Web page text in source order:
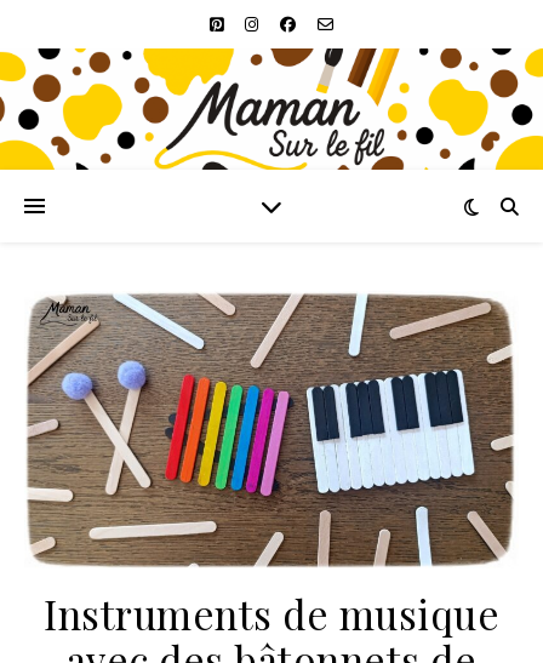
Instruments de musique